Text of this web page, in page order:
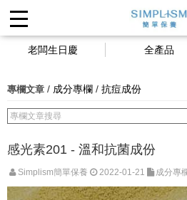
老闆生日慶 全產品
專欄文章 / 成分專欄 / 抗痘成份
感光素201 - 溫和抗菌成份
Simplism簡單保養 2022-01-21 成分專